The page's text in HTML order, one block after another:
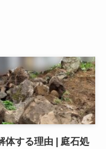
体する理由 | 庭石処